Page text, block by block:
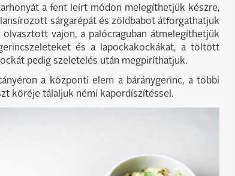
a fent leírt módon melegíthetjük készre,
sárgarépát és zöldbabot átforgathatjuk
olvasztott vajon, a palócraguban átmelegíthetjük
és a lapockakockákat, a töltött
pedig szeletelés után megpiríthatjuk.
a központi elem a báránygerinc, a többi
köréje tálaljuk némi kapordíszítéssel.